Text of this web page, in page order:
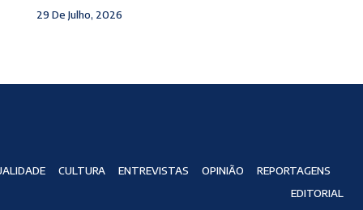
29 De Julho, 2026
CULTURA ENTREVISTAS OPINIÃO
REPORTAGENS
EDITORIAL